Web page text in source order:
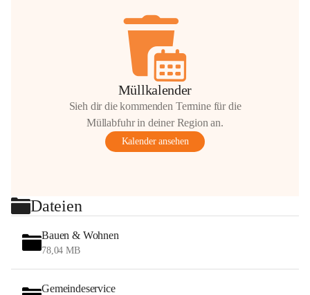
Müllkalender
Sieh dir die kommenden Termine für die
Müllabfuhr in deiner Region an.
Kalender ansehen
Dateien
Bauen & Wohnen
78,04 MB
Gemeindeservice